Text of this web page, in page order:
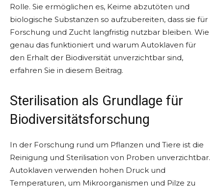
Rolle. Sie ermöglichen es, Keime abzutöten und
biologische Substanzen so aufzubereiten, dass sie für
Forschung und Zucht langfristig nutzbar bleiben. Wie
genau das funktioniert und warum Autoklaven für
den Erhalt der Biodiversität unverzichtbar sind,
erfahren Sie in diesem Beitrag.
Sterilisation als Grundlage für
Biodiversitätsforschung
In der Forschung rund um Pflanzen und Tiere ist die
Reinigung und Sterilisation von Proben unverzichtbar.
Autoklaven verwenden hohen Druck und
Temperaturen, um Mikroorganismen und Pilze zu